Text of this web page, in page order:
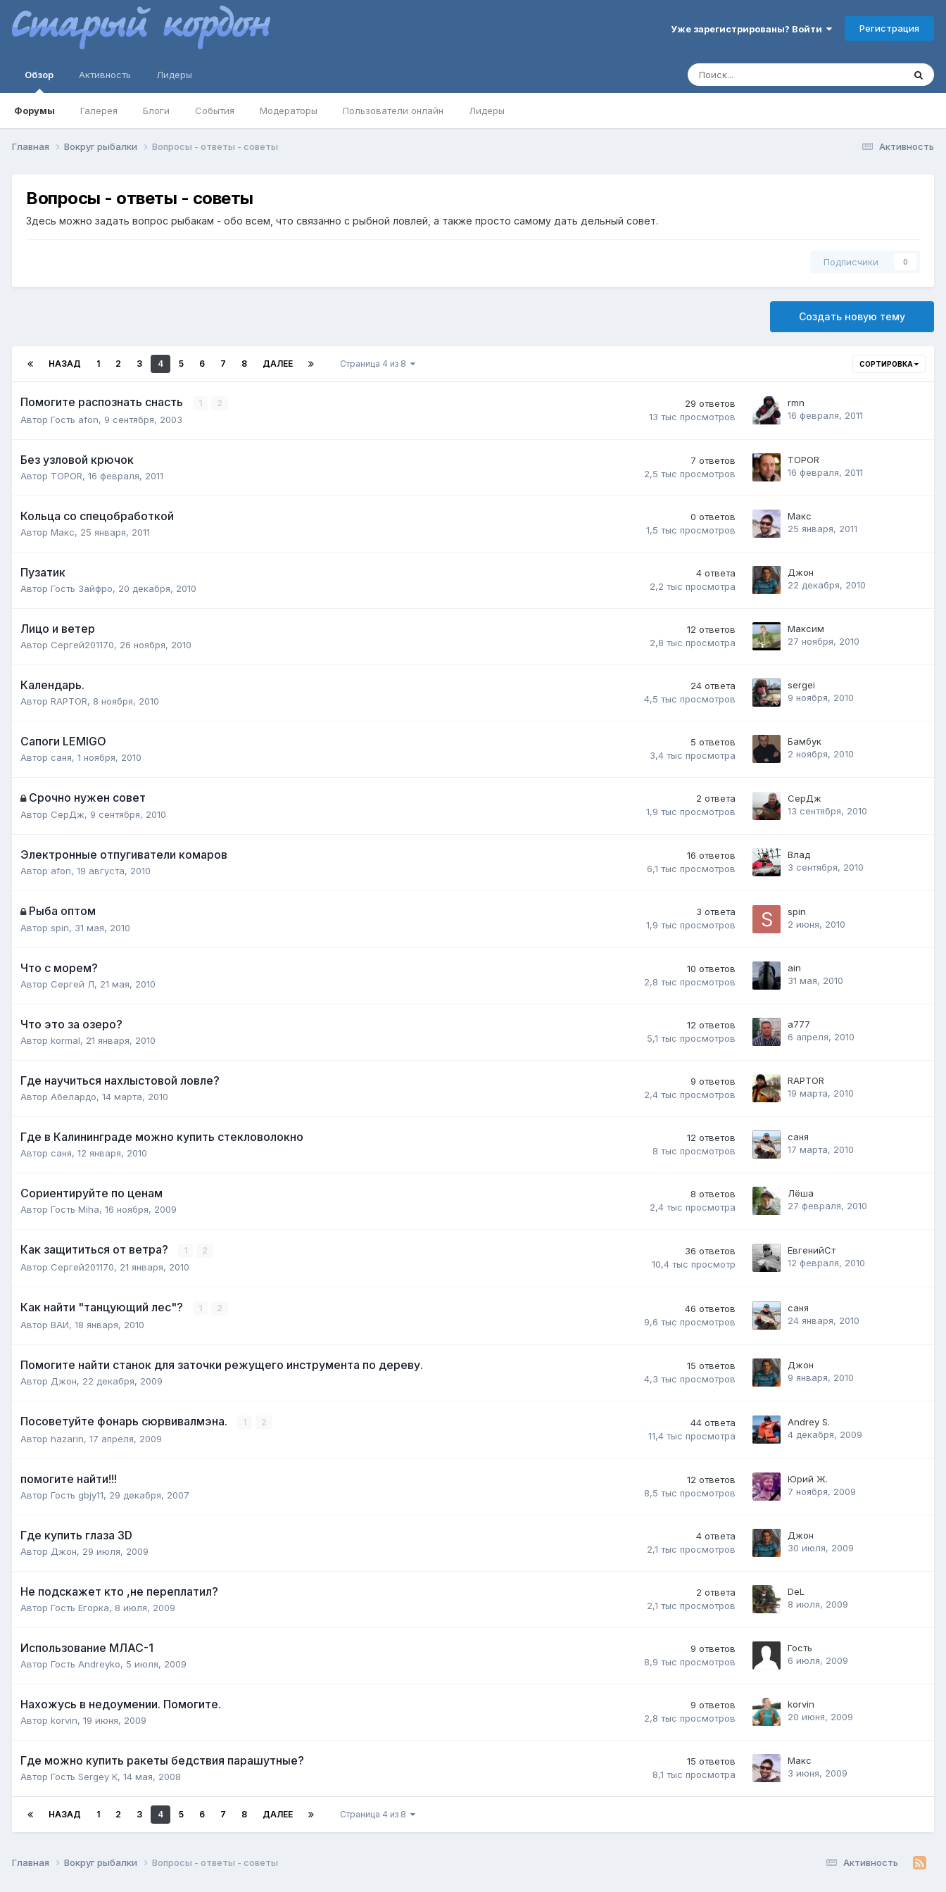
Уже зарегистрированы? Войти Регистрация
Обзор
Форумы Галерея Блоги События Модераторы Пользователи онлайн Лидеры
Активность Лидеры
Активность
Главная Вокруг рыбалки Вопросы - ответы - советы
Вопросы - ответы - советы
Здесь можно задать вопрос рыбакам - обо всем, что связанно с рыбной ловлей, а также просто самому дать дельный совет.
Подписчики 0
Создать новую тему
СОРТИРОВКА
НАЗАД 1 2 3 4 5 6 7 8 ДАЛЕЕ Страница 4 из 8
Помогите распознать снасть 1 2
Автор Гость afon, 9 сентября, 2003
29 ответов
13 тыс просмотров
rmn
16 февраля, 2011
Без узловой крючок
Автор TOPOR, 16 февраля, 2011
7 ответов
2,5 тыс просмотров
TOPOR
16 февраля, 2011
Кольца со спецобработкой
Автор Макс, 25 января, 2011
0 ответов
1,5 тыс просмотров
Макс
25 января, 2011
Пузатик
Автор Гость Зайфро, 20 декабря, 2010
4 ответа
2,2 тыс просмотра
Джон
22 декабря, 2010
Лицо и ветер
Автор Сергей201170, 26 ноября, 2010
12 ответов
2,8 тыс просмотра
Максим
27 ноября, 2010
Календарь.
Автор RAPTOR, 8 ноября, 2010
24 ответа
4,5 тыс просмотров
sergei
9 ноября, 2010
Сапоги LEMIGO
Автор саня, 1 ноября, 2010
5 ответов
3,4 тыс просмотра
Бамбук
2 ноября, 2010
Срочно нужен совет
Автор СерДж, 9 сентября, 2010
2 ответа
1,9 тыс просмотров
СерДж
13 сентября, 2010
Электронные отпугиватели комаров
Автор afon, 19 августа, 2010
16 ответов
6,1 тыс просмотров
Влад
3 сентября, 2010
Рыба оптом
Автор spin, 31 мая, 2010
3 ответа
1,9 тыс просмотров
spin
2 июня, 2010
Что с морем?
Автор Сергей Л, 21 мая, 2010
10 ответов
2,8 тыс просмотров
ain
31 мая, 2010
Что это за озеро?
Автор kormal, 21 января, 2010
12 ответов
5,1 тыс просмотров
а777
6 апреля, 2010
Где научиться нахлыстовой ловле?
Автор Абелардо, 14 марта, 2010
9 ответов
2,4 тыс просмотров
RAPTOR
19 марта, 2010
Где в Калининграде можно купить стекловолокно
Автор саня, 12 января, 2010
12 ответов
8 тыс просмотров
саня
17 марта, 2010
Сориентируйте по ценам
Автор Гость Miha, 16 ноября, 2009
8 ответов
2,4 тыс просмотра
Лёша
27 февраля, 2010
Как защититься от ветра? 1 2
Автор Сергей201170, 21 января, 2010
36 ответов
10,4 тыс просмотр
ЕвгенийСт
12 февраля, 2010
Как найти "танцующий лес"? 1 2
Автор ВАИ, 18 января, 2010
46 ответов
9,6 тыс просмотров
саня
24 января, 2010
Помогите найти станок для заточки режущего инструмента по дереву.
Автор Джон, 22 декабря, 2009
15 ответов
4,3 тыс просмотров
Джон
9 января, 2010
Посоветуйте фонарь сюрвивалмэна. 1 2
Автор hazarin, 17 апреля, 2009
44 ответа
11,4 тыс просмотра
Andrey S.
4 декабря, 2009
помогите найти!!!
Автор Гость gbjy11, 29 декабря, 2007
12 ответов
8,5 тыс просмотров
Юрий Ж.
7 ноября, 2009
Где купить глаза 3D
Автор Джон, 29 июля, 2009
4 ответа
2,1 тыс просмотров
Джон
30 июля, 2009
Не подскажет кто ,не переплатил?
Автор Гость Егорка, 8 июля, 2009
2 ответа
2,1 тыс просмотров
DeL
8 июля, 2009
Использование МЛАС-1
Автор Гость Andreyko, 5 июля, 2009
9 ответов
8,9 тыс просмотров
Гость
6 июля, 2009
Нахожусь в недоумении. Помогите.
Автор korvin, 19 июня, 2009
9 ответов
2,8 тыс просмотров
korvin
20 июня, 2009
Где можно купить ракеты бедствия парашутные?
Автор Гость Sergey K, 14 мая, 2008
15 ответов
8,1 тыс просмотра
Макс
3 июня, 2009
НАЗАД 1 2 3 4 5 6 7 8 ДАЛЕЕ Страница 4 из 8
Активность
Главная Вокруг рыбалки Вопросы - ответы - советы